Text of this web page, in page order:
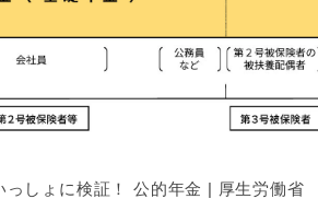
しょに検証！ 公的年金 | 厚生労働省